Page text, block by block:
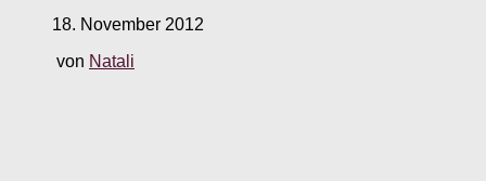
18. November 2012
von Natali